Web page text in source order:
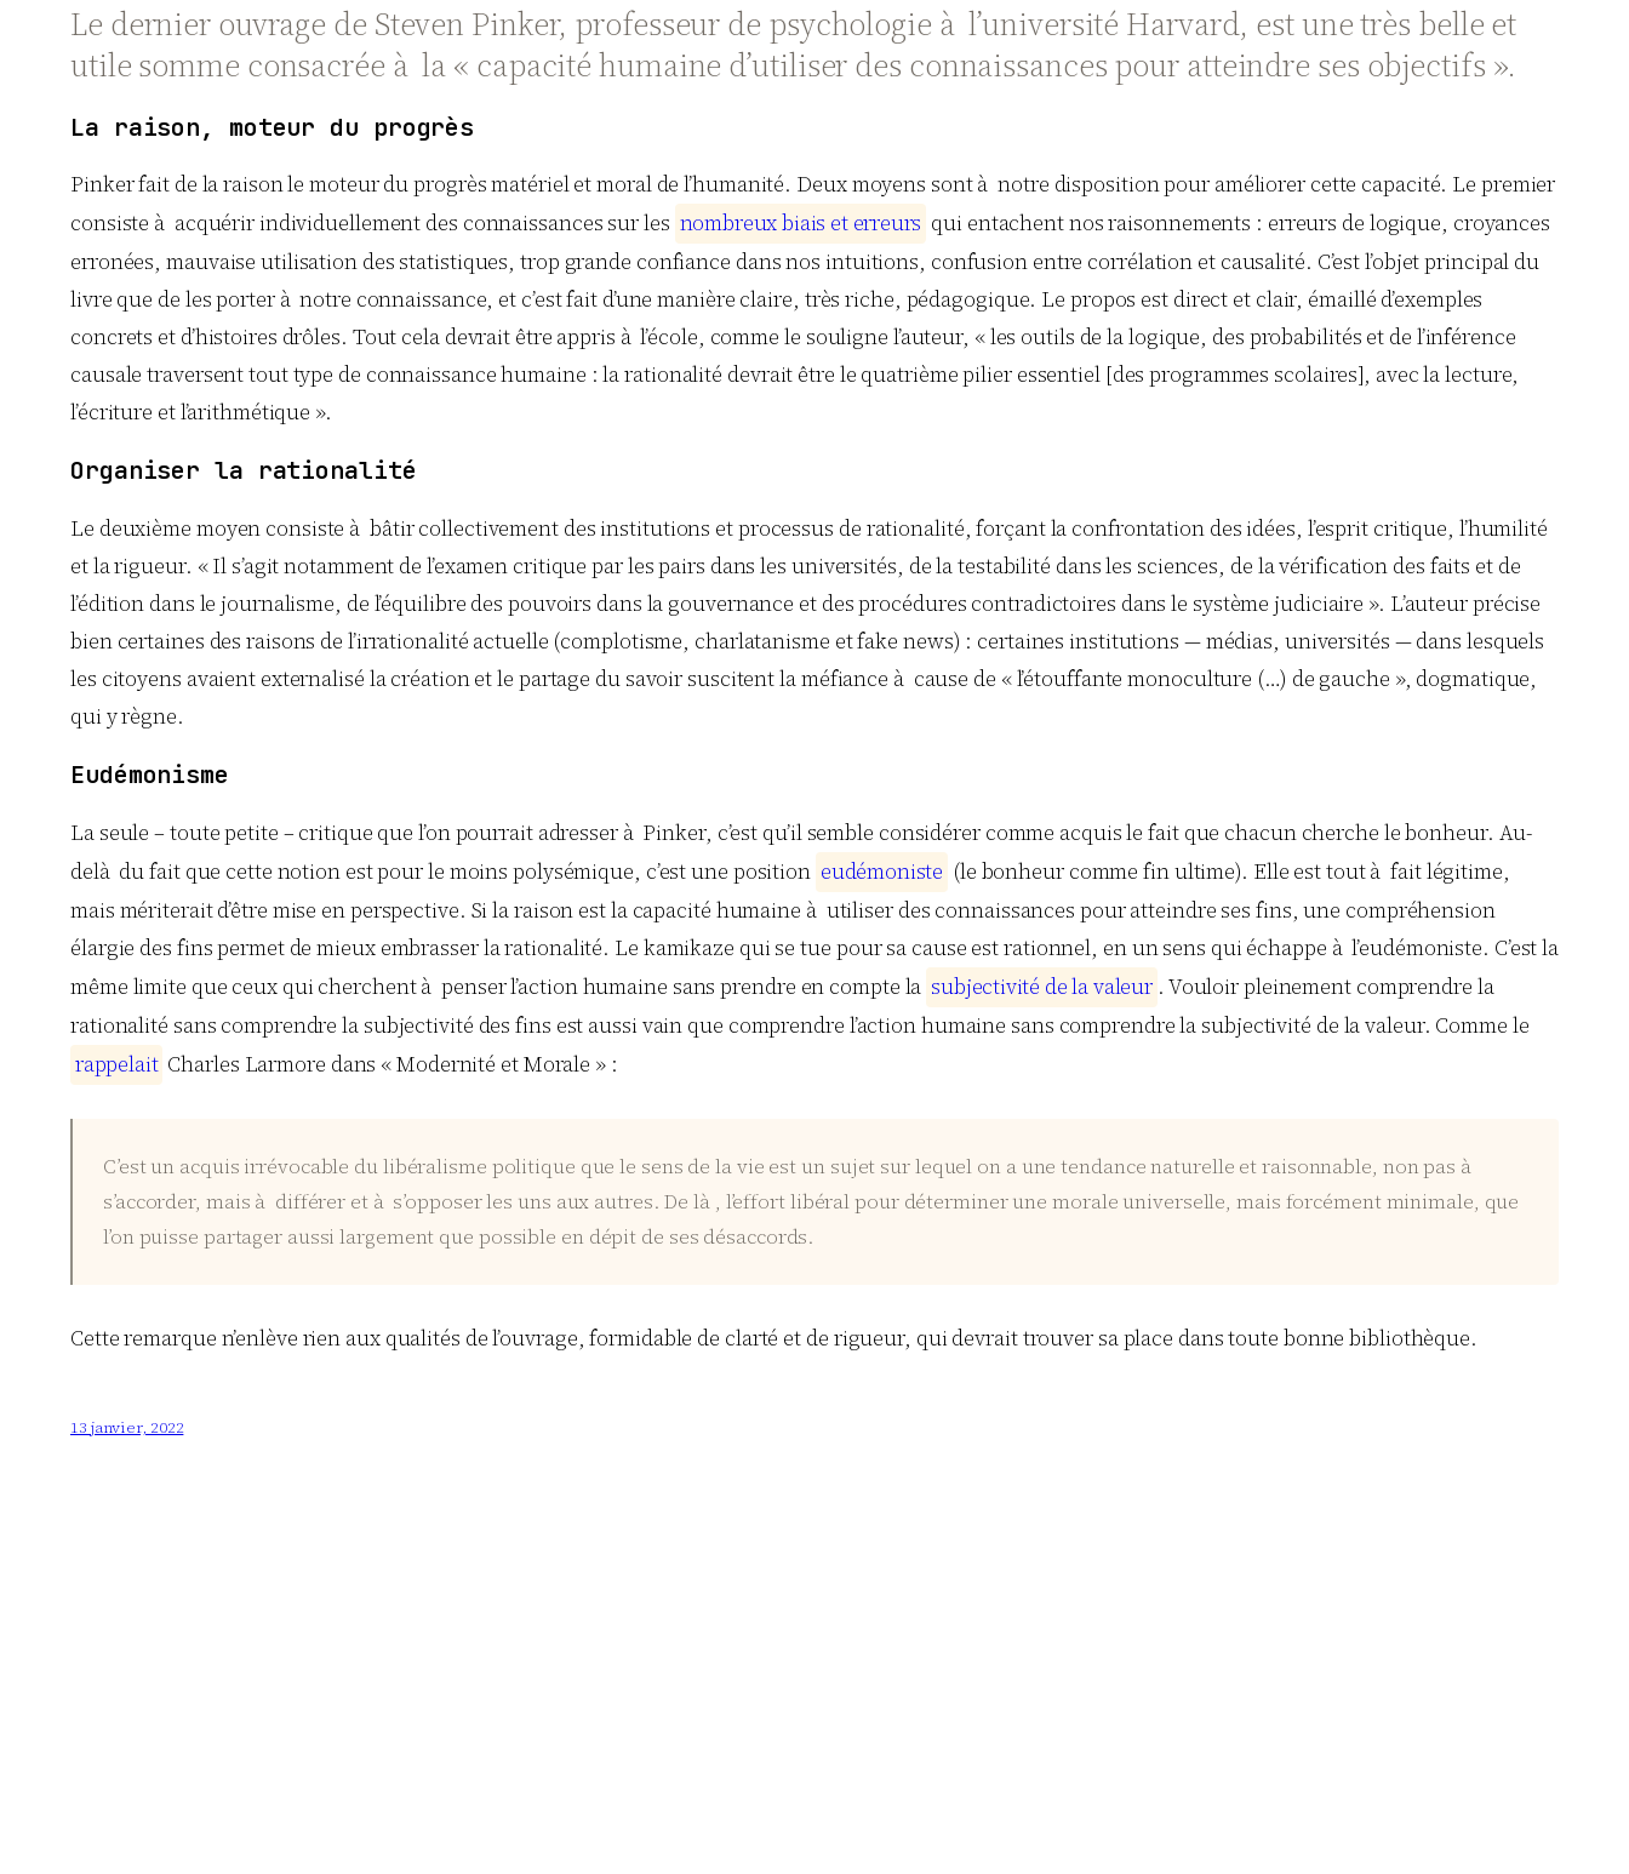
Le dernier ouvrage de Steven Pinker, professeur de psychologie à l’université Harvard, est une très belle et
utile somme consacrée à la « capacité humaine d’utiliser des connaissances pour atteindre ses objectifs ».
La raison, moteur du progrès
Pinker fait de la raison le moteur du progrès matériel et moral de l’humanité. Deux moyens sont à notre disposition pour améliorer cette capacité. Le premier
consiste à acquérir individuellement des connaissances sur les nombreuxbiais et erreurs qui entachent nos raisonnements : erreurs de logique, croyances
erronées, mauvaise utilisation des statistiques, trop grande confiance dans nos intuitions, confusion entre corrélation et causalité. C’est l’objet principal du
livre que de les porter à notre connaissance, et c’est fait d’une manière claire, très riche, pédagogique. Le propos est direct et clair, émaillé d’exemples
concrets et d’histoires drôles. Tout cela devrait être appris à l’école, comme le souligne l’auteur, « les outils de la logique, des probabilités et de l’inférence
causale traversent tout type de connaissance humaine : la rationalité devrait être le quatrième pilier essentiel [des programmes scolaires], avec la lecture,
l’écriture et l’arithmétique ».
Organiser la rationalité
Le deuxième moyen consiste à bâtir collectivement des institutions et processus de rationalité, forçant la confrontation des idées, l’esprit critique, l’humilité
et la rigueur. « Il s’agit notamment de l’examen critique par les pairs dans les universités, de la testabilité dans les sciences, de la vérification des faits et de
l’édition dans le journalisme, de l’équilibre des pouvoirs dans la gouvernance et des procédures contradictoires dans le système judiciaire ». L’auteur précise
bien certaines des raisons de l’irrationalité actuelle (complotisme, charlatanisme et fake news) : certaines institutions — médias, universités — dans lesquels
les citoyens avaient externalisé la création et le partage du savoir suscitent la méfiance à cause de « l’étouffante monoculture (…) de gauche », dogmatique,
qui y règne.
Eudémonisme
La seule – toute petite – critique que l’on pourrait adresser à Pinker, c’est qu’il semble considérer comme acquis le fait que chacun cherche le bonheur. Au-
delà du fait que cette notion est pour le moins polysémique, c’est une position eudémoniste (le bonheur comme fin ultime). Elle est tout à fait légitime,
mais mériterait d’être mise en perspective. Si la raison est la capacité humaine à utiliser des connaissances pour atteindre ses fins, une compréhension
élargie des fins permet de mieux embrasser la rationalité. Le kamikaze qui se tue pour sa cause est rationnel, en un sens qui échappe à l’eudémoniste. C’est la
même limite que ceux qui cherchent à penser l’action humaine sans prendre en compte la subjectivité delavaleur . Vouloir pleinement comprendre la
rationalité sans comprendre la subjectivité des fins est aussi vain que comprendre l’action humaine sans comprendre la subjectivité de la valeur. Comme le
rappelait Charles Larmore dans « Modernité et Morale » :
C’est un acquis irrévocable du libéralisme politique que le sens de la vie est un sujet sur lequel on a une tendance naturelle et raisonnable, non pas à
s’accorder, mais à différer et à s’opposer les uns aux autres. De là , l’effort libéral pour déterminer une morale universelle, mais forcément minimale, que
l’on puisse partager aussi largement que possible en dépit de ses désaccords.
Cette remarque n’enlève rien aux qualités de l’ouvrage, formidable de clarté et de rigueur, qui devrait trouver sa place dans toute bonne bibliothèque.
13 janvier, 2022